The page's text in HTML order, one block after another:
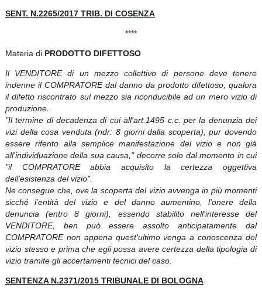
SENT. N.2265/2017 TRIB. DI COSENZA
****
Materia di PRODOTTO DIFETTOSO
Il VENDITORE di un mezzo collettivo di persone deve tenere
indenne il COMPRATORE dal danno da prodotto difettoso, qualora
il difetto riscontrato sul mezzo sia riconducibile ad un mero vizio di
produzione.
"Il termine di decadenza di cui all'art.1495 c.c. per la denunzia dei
vizi della cosa venduta (ndr: 8 giorni dalla scoperta), pur dovendo
essere riferito alla semplice manifestazione del vizio e non già
all'individuazione della sua causa," decorre solo dal momento in cui
"il COMPRATORE abbia acquisito la certezza oggettiva
dell'esistenza del vizio".
Ne consegue che, ove la scoperta del vizio avvenga in più momenti
sicché l'entità del vizio e del danno aumentino, l'onere della
denuncia (entro 8 giorni), essendo stabilito nell'interesse del
VENDITORE, ben può essere assolto anticipatamente dal
COMPRATORE non appena quest'ultimo venga a conoscenza del
vizio stesso e prima che egli possa avere certezza della tipologia di
vizio tramite gli accertamenti tecnici del caso.
SENTENZA N.2371/2015 TRIBUNALE DI BOLOGNA